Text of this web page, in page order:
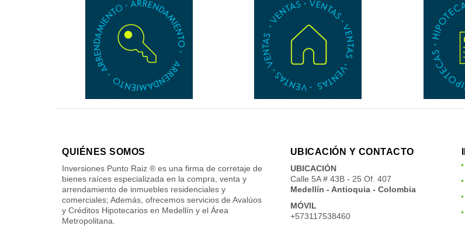
QUIÉNES SOMOS
Inversiones Punto Raiz ® es una firma de corretaje de
bienes raíces especializada en la compra, venta y
arrendamiento de inmuebles residenciales y
comerciales; Además, ofrecemos servicios de Avalúos
y Créditos Hipotecarios en Medellín y el Área
Metropolitana.
UBICACIÓN Y CONTACTO
UBICACIÓN
Calle 5A # 43B - 25 Of. 407
Medellín - Antioquia - Colombia
MÓVIL
+573117538460